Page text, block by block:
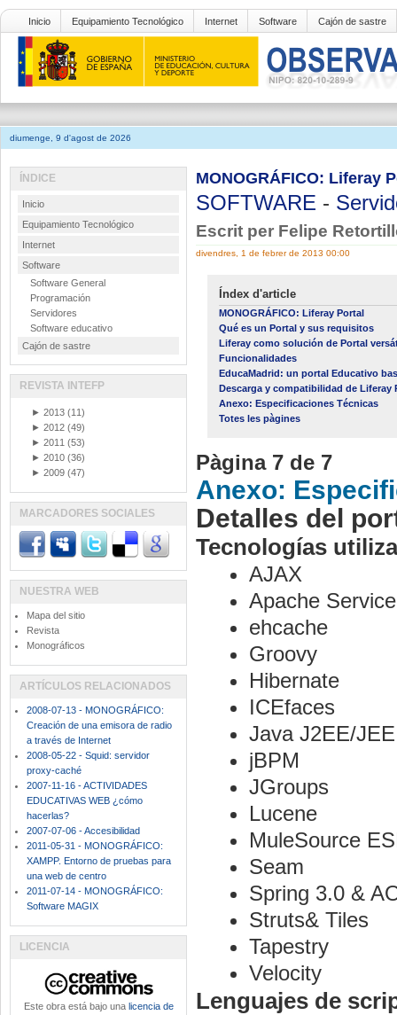
Inicio Equipamiento Tecnológico Internet Software Cajón de sastre
diumenge, 9 d'agost de 2026
MONOGRÁFICO: Liferay
SOFTWARE -
Escrit per Felipe
divendres, 1 de febrer de 2013 00:00
Índex d'article
MONOGRÁFICO: Liferay Portal
Qué es un Portal y sus requisitos
Liferay como solución de Portal
Funcionalidades
EducaMadrid: un portal Educativo
Descarga y compatibilidad de Liferay
Anexo: Especificaciones Técnicas
Totes les pàgines
Pàgina 7 de 7
Anexo:
Detalles del
Tecnologías
AJAX
Apache
ehcache
Groovy
Hibernate
ICEfaces
Java J2EE/JEE
jBPM
JGroups
Lucene
MuleSource
Seam
Spring 3.0 &
Struts& Tiles
Tapestry
Velocity
Lenguajes de
ÍNDICE
Inicio
Equipamiento Tecnológico
Internet
Software
Software General
Programación
Servidores
Software educativo
Cajón de sastre
REVISTA INTEFP
► 2013 (11)
► 2012 (49)
► 2011 (53)
► 2010 (36)
► 2009 (47)
MARCADORES SOCIALES
NUESTRA WEB
Mapa del sitio
Revista
Monográficos
ARTÍCULOS RELACIONADOS
2008-07-13 - MONOGRÁFICO:
Creación de una emisora de radio
a través de Internet
2008-05-22 - Squid: servidor
proxy-caché
2007-11-16 - ACTIVIDADES
EDUCATIVAS WEB ¿cómo
hacerlas?
2007-07-06 - Accesibilidad
2011-05-31 - MONOGRÁFICO:
XAMPP. Entorno de pruebas para
una web de centro
2011-07-14 - MONOGRÁFICO:
Software MAGIX
LICENCIA
Este obra está bajo una licencia de